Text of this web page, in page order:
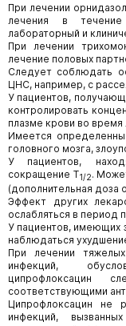
При лечении
лечения в
лабораторный и
При лечении
лечение половых
Следует соблюдать
ЦНС, например, с
У пациентов,
контролировать
плазме крови во
Имеется
головного мозга,
У пациентов,
сокращение Т1/2.
(дополнительная доза
Эффект других
ослабляться в период
У пациентов, имеющих
наблюдаться
При лечении
инфекций,
ципрофлоксацин
соответствующими
Ципрофлоксацин не
инфекций,